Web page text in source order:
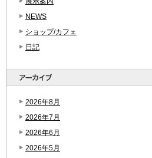
NEWS
ショップ/カフェ
日記
2026年8月
2026年7月
2026年6月
2026年5月